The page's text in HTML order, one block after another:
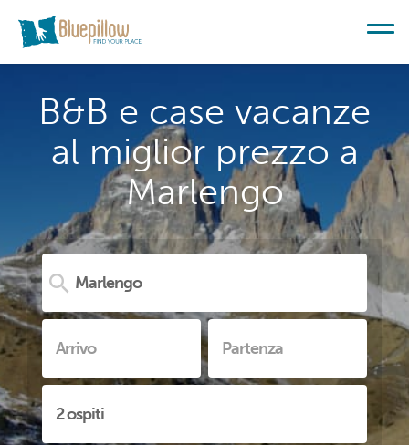
B&B e case vacanze
al miglior prezzo a
Marlengo